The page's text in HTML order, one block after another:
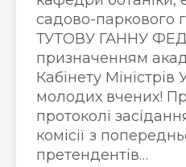
садово-паркового
ТУТОВУ ГАННУ
призначенням
Кабінету Міністрів
молодих вчених!
протоколі
комісії з
претендентів…